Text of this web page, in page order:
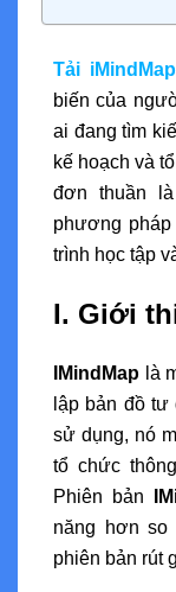
Tải iMindMap
biến của
ai đang tìm
kế hoạch và
đơn thuần
phương
trình học tập
I. Giới
IMindMap là
lập bản đồ
sử dụng, nó
tổ chức
Phiên bản
năng hơn so
phiên bản rút